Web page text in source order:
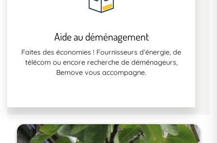
Aide au déménagement
Faites des économies ! Fournisseurs d’énergie, de
télécom ou encore recherche de déménageurs,
Bemove vous accompagne.